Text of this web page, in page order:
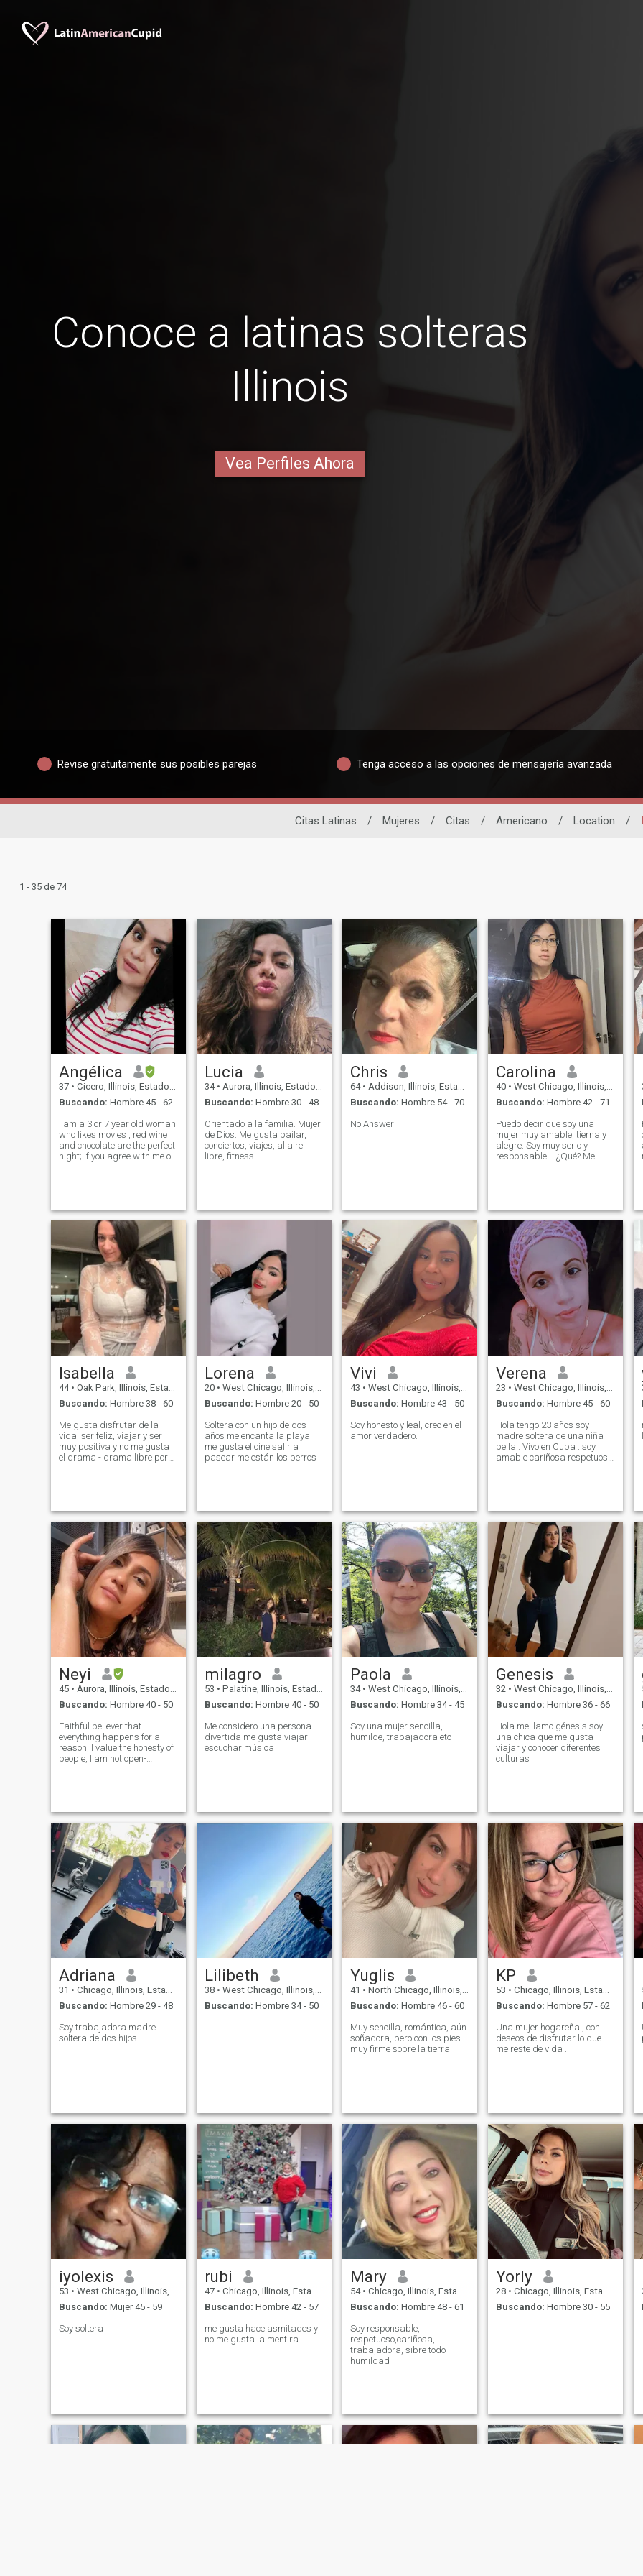
Conoce a latinas solteras
Illinois
Vea Perfiles Ahora
Revise gratuitamente sus posibles parejas Tenga acceso a las opciones de mensajería avanzada
Citas Latinas / Mujeres / Citas / Americano / Location /
1 - 35 de 74
Angélica
37 • Cicero, Illinois, Estados Unidos
Buscando: Hombre 45 - 62
I am a 3 or 7 year old woman
who likes movies , red wine
and chocolate are the perfect
night; If you agree with me on
lover of fun, cooking and
music who wants to meet her
protagonist for a whirlwind
adventure. If you want to
explore that option with me,
send a message with your
favorite movie of all time and
we can start chatting. Tell me
about your dream date.
Lucia
34 • Aurora, Illinois, Estados Unidos
Buscando: Hombre 30 - 48
Orientado a la familia. Mujer
de Dios. Me gusta bailar,
conciertos, viajes, al aire
libre, fitness.
Chris
64 • Addison, Illinois, Estados Unidos
Buscando: Hombre 54 - 70
No Answer
Carolina
40 • West Chicago, Illinois, Estados Unidos
Buscando: Hombre 42 - 71
Puedo decir que soy una
mujer muy amable, tierna y
alegre. Soy muy serio y
responsable. - ¿Qué? Me
me encanta pasar tiempo
con ellos.
Isabella
44 • Oak Park, Illinois, Estados Unidos
Buscando: Hombre 38 - 60
Me gusta disfrutar de la
vida, ser feliz, viajar y ser
muy positiva y no me gusta
el drama - drama libre por
Lorena
20 • West Chicago, Illinois, Estados Unidos
Buscando: Hombre 20 - 50
Soltera con un hijo de dos
años me encanta la playa
me gusta el cine salir a
pasear me están los perros
Vivi
43 • West Chicago, Illinois, Estados Unidos
Buscando: Hombre 43 - 50
Soy honesto y leal, creo en el
amor verdadero.
Verena
23 • West Chicago, Illinois, Estados Unidos
Buscando: Hombre 45 - 60
Hola tengo 23 años soy
madre soltera de una niña
bella . Vivo en Cuba . soy
amable cariñosa respetuosa
Neyi
45 • Aurora, Illinois, Estados Unidos
Buscando: Hombre 40 - 50
Faithful believer that
everything happens for a
reason, I value the honesty of
people, I am not open-
milagro
53 • Palatine, Illinois, Estados Unidos
Buscando: Hombre 40 - 50
Me considero una persona
divertida me gusta viajar
escuchar música
Paola
34 • West Chicago, Illinois, Estados Unidos
Buscando: Hombre 34 - 45
Soy una mujer sencilla,
humilde, trabajadora etc
Genesis
32 • West Chicago, Illinois, Estados Unidos
Buscando: Hombre 36 - 66
Hola me llamo génesis soy
una chica que me gusta
viajar y conocer diferentes
culturas
Adriana
31 • Chicago, Illinois, Estados Unidos
Buscando: Hombre 29 - 48
Soy trabajadora madre
soltera de dos hijos
Lilibeth
38 • West Chicago, Illinois, Estados Unidos
Buscando: Hombre 34 - 50
Yuglis
41 • North Chicago, Illinois, Estados Unidos
Buscando: Hombre 46 - 60
Muy sencilla, romántica, aún
soñadora, pero con los pies
muy firme sobre la tierra
KP
53 • Chicago, Illinois, Estados Unidos
Buscando: Hombre 57 - 62
Una mujer hogareña , con
deseos de disfrutar lo que
me reste de vida .!
iyolexis
53 • West Chicago, Illinois, Estados Unidos
Buscando: Mujer 45 - 59
Soy soltera
rubi
47 • Chicago, Illinois, Estados Unidos
Buscando: Hombre 42 - 57
me gusta hace asmitades y
no me gusta la mentira
Mary
54 • Chicago, Illinois, Estados Unidos
Buscando: Hombre 48 - 61
Soy responsable,
respetuoso,cariñosa,
trabajadora, sibre todo
humildad
Yorly
28 • Chicago, Illinois, Estados Unidos
Buscando: Hombre 30 - 55